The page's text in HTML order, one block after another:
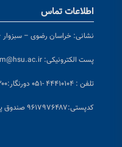
اطلاعات تماس
نشانی: خراسان رضوی – سبزوار
پست الکترونیکی:
تلفن : ۴۴۴۱۰۱۰۴ -۰۵۱ دورنگار:۴۴۴۱۰۳۰۰ -۰۵۱
کدپستی:۹۶۱۷۹۷۶۴۸۷ صندوق پستی:۳۹۷